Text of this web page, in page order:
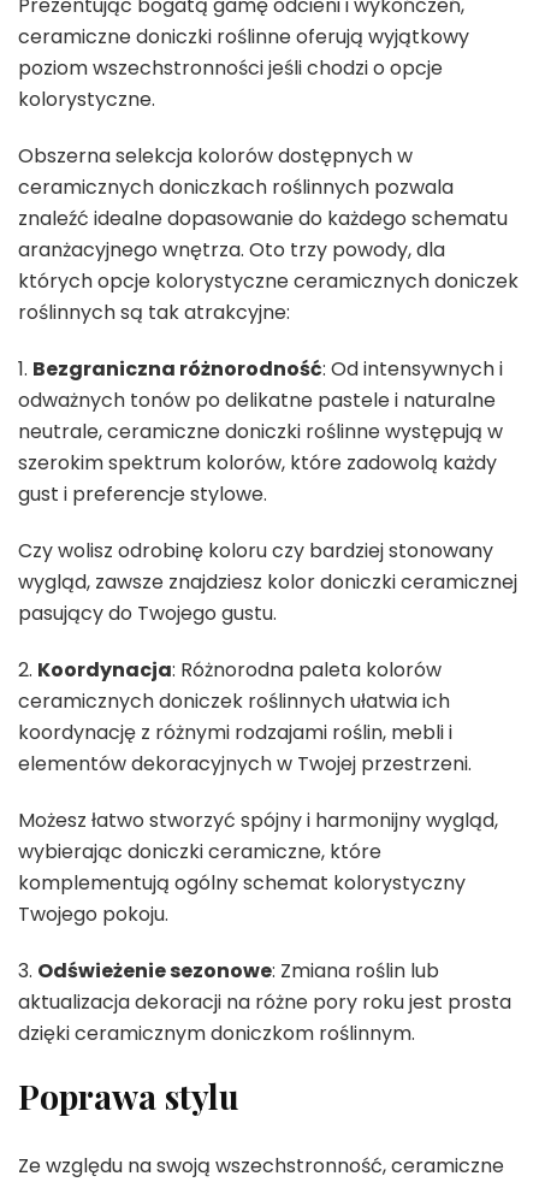
ceramiczne doniczki roślinne oferują wyjątkowy
poziom wszechstronności jeśli chodzi o opcje
kolorystyczne.
Obszerna selekcja kolorów dostępnych w
ceramicznych doniczkach roślinnych pozwala
znaleźć idealne dopasowanie do każdego schematu
aranżacyjnego wnętrza. Oto trzy powody, dla
których opcje kolorystyczne ceramicznych doniczek
roślinnych są tak atrakcyjne:
1. Bezgraniczna różnorodność: Od intensywnych i
odważnych tonów po delikatne pastele i naturalne
neutrale, ceramiczne doniczki roślinne występują w
szerokim spektrum kolorów, które zadowolą każdy
gust i preferencje stylowe.
Czy wolisz odrobinę koloru czy bardziej stonowany
wygląd, zawsze znajdziesz kolor doniczki ceramicznej
pasujący do Twojego gustu.
2. Koordynacja: Różnorodna paleta kolorów
ceramicznych doniczek roślinnych ułatwia ich
koordynację z różnymi rodzajami roślin, mebli i
elementów dekoracyjnych w Twojej przestrzeni.
Możesz łatwo stworzyć spójny i harmonijny wygląd,
wybierając doniczki ceramiczne, które
komplementują ogólny schemat kolorystyczny
Twojego pokoju.
3. Odświeżenie sezonowe: Zmiana roślin lub
aktualizacja dekoracji na różne pory roku jest prosta
dzięki ceramicznym doniczkom roślinnym.
Poprawa stylu
Ze względu na swoją wszechstronność, ceramiczne